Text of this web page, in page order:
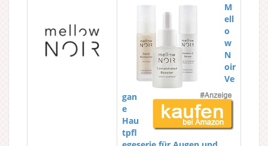
M
ell
o
w
N
oir
Ve
gan
e
Hau
tpfl